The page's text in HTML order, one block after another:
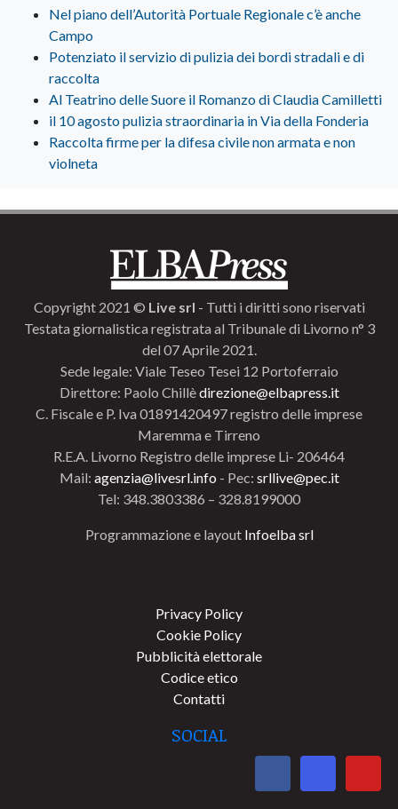
Nel piano dell’Autorità Portuale Regionale c’è anche
Campo
Potenziato il servizio di pulizia dei bordi stradali e di
raccolta
Al Teatrino delle Suore il Romanzo di Claudia Camilletti
il 10 agosto pulizia straordinaria in Via della Fonderia
Raccolta firme per la difesa civile non armata e non
violneta
Copyright 2021 © Live srl - Tutti i diritti sono riservati
Testata giornalistica registrata al Tribunale di Livorno n° 3
del 07 Aprile 2021.
Sede legale: Viale Teseo Tesei 12 Portoferraio
Direttore: Paolo Chillèdirezione@elbapress.it
C. Fiscale e P. Iva 01891420497 registro delle imprese
Maremma e Tirreno
R.E.A. Livorno Registro delle imprese Li- 206464
Mail: agenzia@livesrl.info - Pec: srllive@pec.it
Tel: 348.3803386 – 328.8199000
Programmazione e layout Infoelba srl
Privacy Policy
Cookie Policy
Pubblicità elettorale
Codice etico
Contatti
SOCIAL